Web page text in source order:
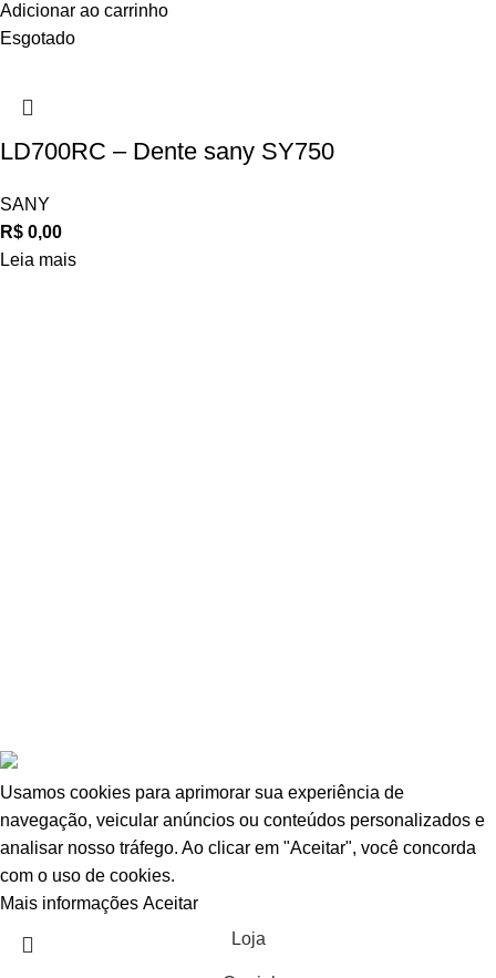
Adicionar ao carrinho
Esgotado
LD700RC – Dente sany SY750
SANY
R$ 0,00
Leia mais
Usamos cookies para aprimorar sua experiência de
navegação, veicular anúncios ou conteúdos personalizados e
analisar nosso tráfego. Ao clicar em "Aceitar", você concorda
com o uso de cookies.
Mais informações Aceitar
Loja